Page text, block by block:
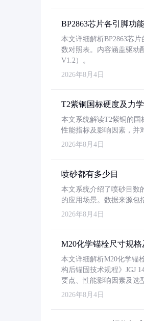
BP2863芯片各引脚功
本文详细解析BP2863芯
数对照表。内容涵盖驱动
V1.2）。
2026年8月4日
T2紫铜国标硬度及力
本文系统解读T2紫铜的国
性能指标及影响因素，并
2026年8月4日
喷砂都有多少目
本文系统介绍了喷砂目数
的应用场景。数据来源包
2026年8月4日
M20化学锚栓尺寸规
本文详细解析M20化学锚
构后锚固技术规程》JGJ
要点、性能影响因素及选
2026年8月4日